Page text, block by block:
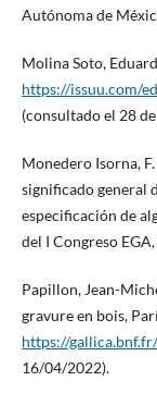
Autónoma de
Molina Soto,
https://issuu.com/
(consultado el 28
Monedero Isorna,
significado general
especificación de
del I Congreso
Papillon, Jean-
gravure en bois,
https://
16/04/2022).